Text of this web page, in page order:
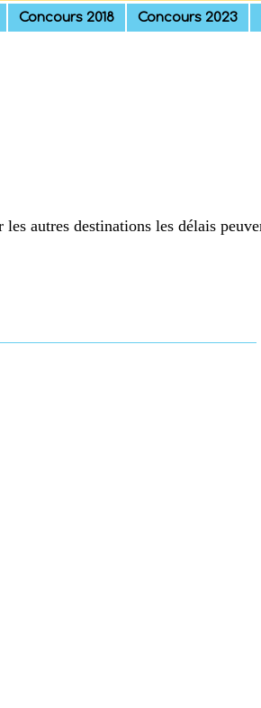
Concours 2018 Concours 2023
autres destinations les délais